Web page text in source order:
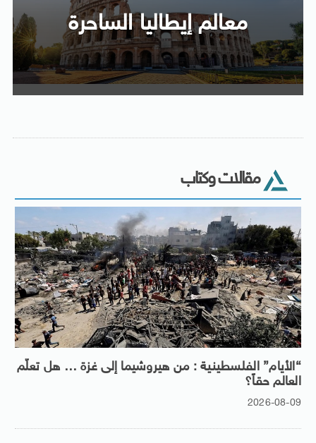
معالم إيطاليا الساحرة
مقالات وكتاب
“الأيام” الفلسطينية : من هيروشيما إلى غزة … هل تعلّم
العالم حقاً؟
2026-08-09